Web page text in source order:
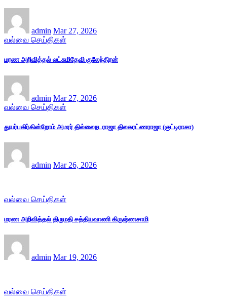
admin Mar 27, 2026
வல்வை செய்திகள்
மரண அறிவித்தல் லட்சுமிதேவி குலேந்திரன்
admin Mar 27, 2026
வல்வை செய்திகள்
துயர்பகிர்கின்றோம் அமரர் தில்லைநடராஜா திலகரட்ணராஜா (குட்டிராசா)
admin Mar 26, 2026
வல்வை செய்திகள்
மரண அறிவித்தல் திருமதி சத்தியவாணி கிருஷ்ணசாமி
admin Mar 19, 2026
வல்வை செய்திகள்